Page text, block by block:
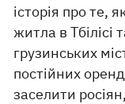
історія про те,
житла в Тбілісі
грузинських
постійних
заселити